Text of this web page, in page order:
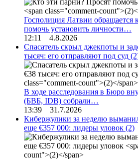
Госполиция Латвии обращается
помочь установить личности…
12:11 4.8.2026
Спасатель скрыл джекпоты и
тысяч: его отправляют под суд
В ходе расследования в Бюро
(БВБ, IDB) собрали…
13:39 31.7.2026
Кибержулики за неделю
еще €357 000: лидеры уловок (2)